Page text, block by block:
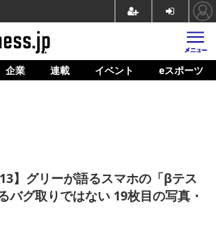
企業 連載 イベント eスポーツ
】グリーが語るスマホの「βテス
バグ取りではない 19枚目の写真・